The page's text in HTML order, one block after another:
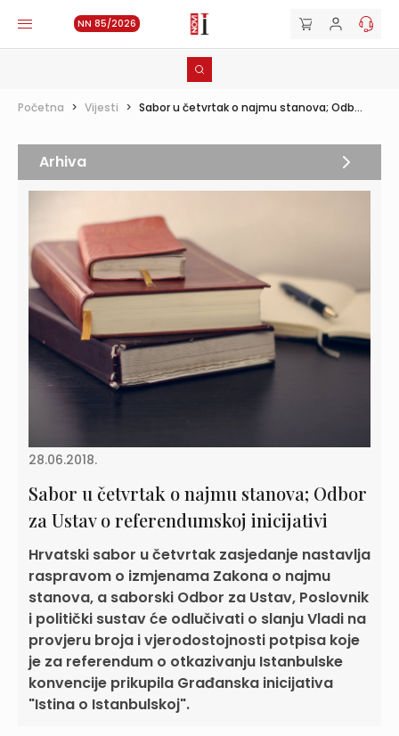
NN 85/2026
Početna > Vijesti > Sabor u četvrtak o najmu stanova; Odb...
28.06.2018.
Sabor u četvrtak o najmu stanova; Odbor
za Ustav o referendumskoj inicijativi
Hrvatski sabor u četvrtak zasjedanje nastavlja
raspravom o izmjenama Zakona o najmu
stanova, a saborski Odbor za Ustav, Poslovnik
i politički sustav će odlučivati o slanju Vladi na
provjeru broja i vjerodostojnosti potpisa koje
je za referendum o otkazivanju Istanbulske
konvencije prikupila Građanska inicijativa
"Istina o Istanbulskoj".
Arhiva